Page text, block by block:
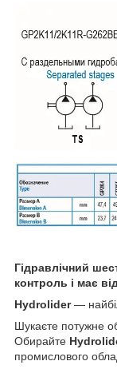
Гідравлічний
контроль і має
Hydrolider—
Шукаєте потужне
Обирайте
промислового